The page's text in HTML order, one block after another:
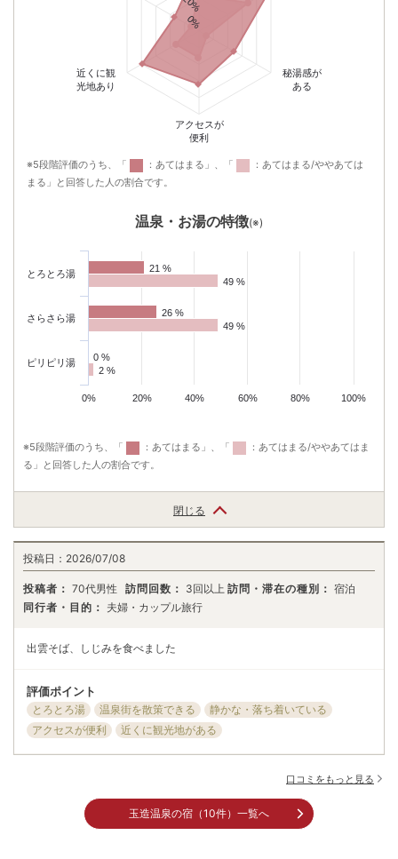
0%
秘湯感が
ある
アクセスが
便利
近くに観
光地あり
※5段階評価のうち、「 ：あてはまる」、「
：あてはまる/ややあては
まる」と回答した人の割合です。
温泉・お湯の特徴(※)
21 %
21 %
26 %
26 %
0 %
0 %
49 %
49 %
49 %
49 %
2 %
2 %
0% 20% 40% 60% 80% 100%
とろとろ湯
さらさら湯
ピリピリ湯
※5段階評価のうち、「 ：あてはまる」、「
：あてはまる/ややあてはま
る」と回答した人の割合です。
閉じる
投稿日： 2026/07/08
投稿者： 70代男性 訪問回数： 3回以上 訪問・滞在の種別： 宿泊
同行者・目的： 夫婦・カップル旅行
出雲そば、しじみを食べました
評価ポイント
とろとろ湯 温泉街を散策できる
静かな・落ち着いている
アクセスが便利
近くに観光地がある
口コミをもっと見る
玉造温泉の宿（10件）一覧へ